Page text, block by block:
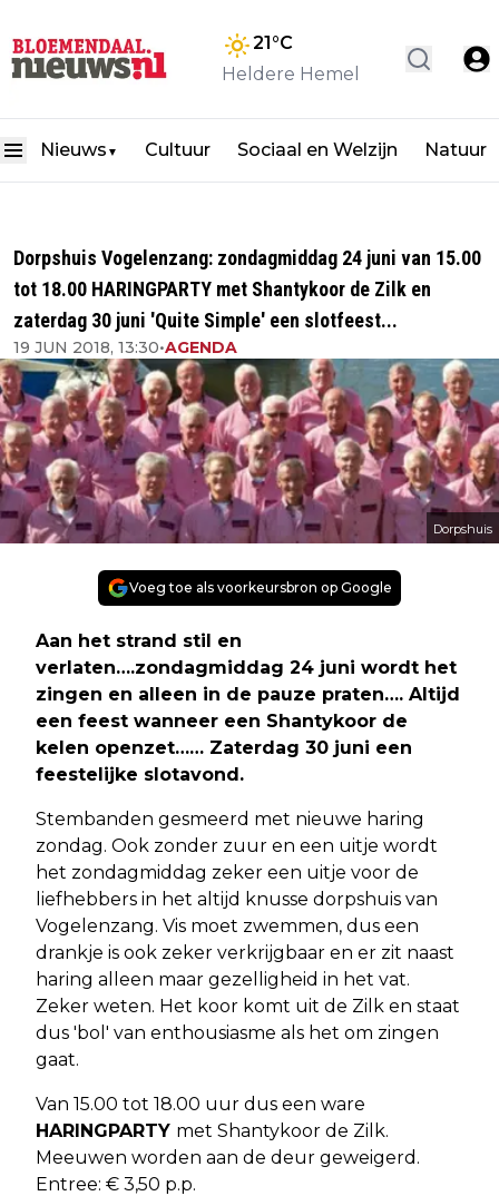
21°C
Heldere Hemel
Nieuws ▼ Cultuur Sociaal en Welzijn Natuur
Dorpshuis Vogelenzang: zondagmiddag 24 juni van 15.00
tot 18.00 HARINGPARTY met Shantykoor de Zilk en
zaterdag 30 juni 'Quite Simple' een slotfeest...
19 JUN 2018, 13:30•AGENDA
Dorpshuis
Voeg toe als voorkeursbron op Google
Aan het strand stil en
verlaten….zondagmiddag 24 juni wordt het
zingen en alleen in de pauze praten…. Altijd
een feest wanneer een Shantykoor de
kelen openzet…… Zaterdag 30 juni een
feestelijke slotavond.
Stembanden gesmeerd met nieuwe haring
zondag. Ook zonder zuur en een uitje wordt
het zondagmiddag zeker een uitje voor de
liefhebbers in het altijd knusse dorpshuis van
Vogelenzang. Vis moet zwemmen, dus een
drankje is ook zeker verkrijgbaar en er zit naast
haring alleen maar gezelligheid in het vat.
Zeker weten. Het koor komt uit de Zilk en staat
dus 'bol' van enthousiasme als het om zingen
gaat.
Van 15.00 tot 18.00 uur dus een ware
HARINGPARTY met Shantykoor de Zilk.
Meeuwen worden aan de deur geweigerd.
Entree: € 3,50 p.p.